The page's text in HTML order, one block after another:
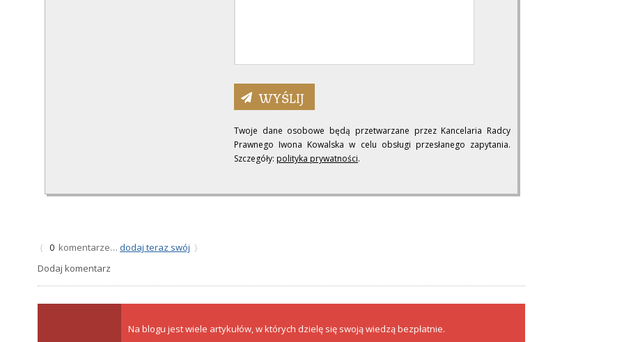
Twoje dane osobowe będą przetwarzane przez Kancelaria Radcy
Prawnego Iwona Kowalska w celu obsługi przesłanego zapytania.
Szczegóły: polityka prywatności.
{ 0 komentarze… dodaj teraz swój }
Dodaj komentarz
Na blogu jest wiele artykułów, w których dzielę się swoją wiedzą bezpłatnie.